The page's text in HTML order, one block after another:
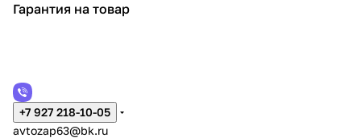
Гарантия на товар
+7 927 218-10-05
avtozap63@bk.ru